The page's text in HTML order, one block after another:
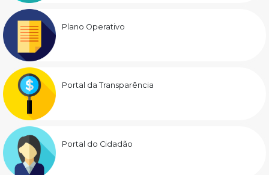
Plano Operativo
Portal da Transparência
Portal do Cidadão